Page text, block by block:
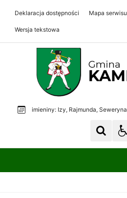
Deklaracja dostępności Mapa serwisu
Wersja tekstowa
Gmina Kamienica
imieniny: Izy, Rajmunda, Seweryna